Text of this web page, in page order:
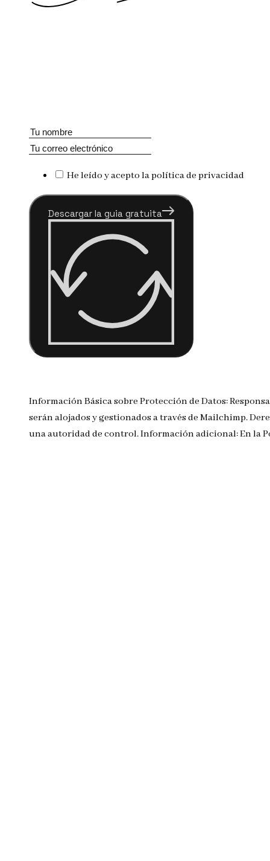
He leído y acepto la política de privacidad
Descargar la guia gratuita
Información Básica sobre Protección de Datos:
serán alojados y gestionados a través de Mailchimp.
una autoridad de control. Información adicional: En la